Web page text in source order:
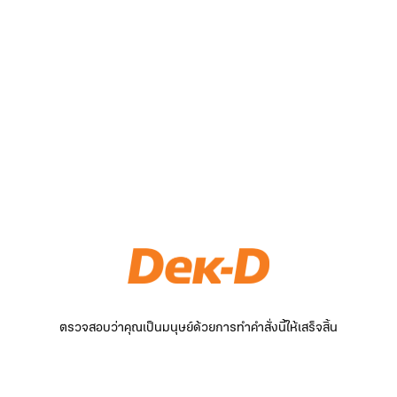
ตรวจสอบว่าคุณเป็นมนุษย์ด้วยการทำคำสั่งนี้ให้เสร็จสิ้น